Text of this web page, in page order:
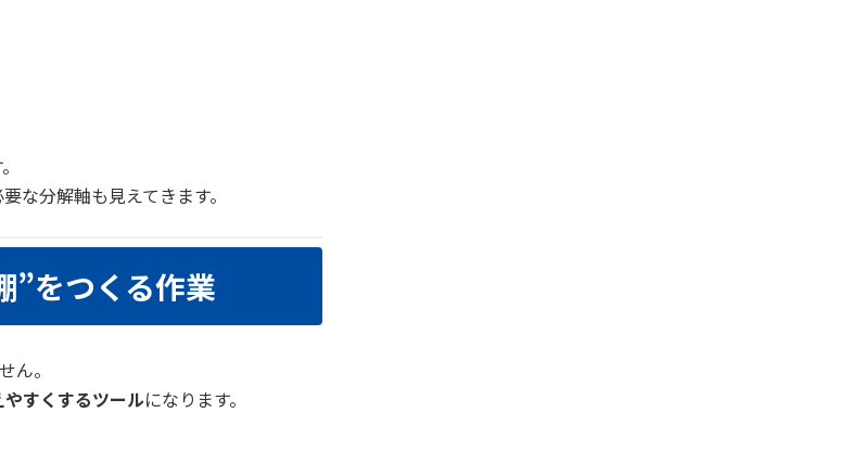
な分解軸も見えてきます。
”をつくる作業
ん。
すくするツールになります。